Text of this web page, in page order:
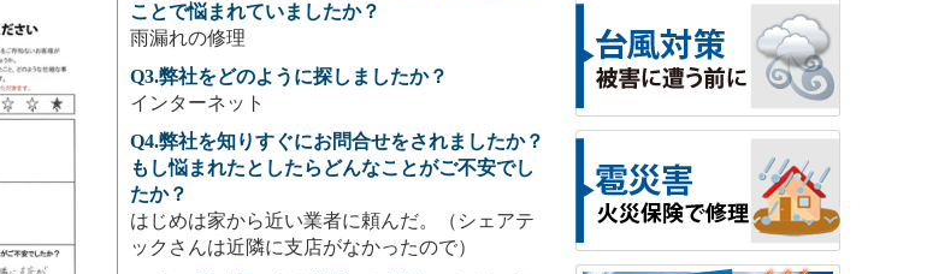
ことで悩まれていましたか？
雨漏れの修理
Q3.弊社をどのように探しましたか？
インターネット
Q4.弊社を知りすぐにお問合せをされましたか？
もし悩まれたとしたらどんなことがご不安でし
たか？
はじめは家から近い業者に頼んだ。（シェアテ
ックさんは近隣に支店がなかったので）